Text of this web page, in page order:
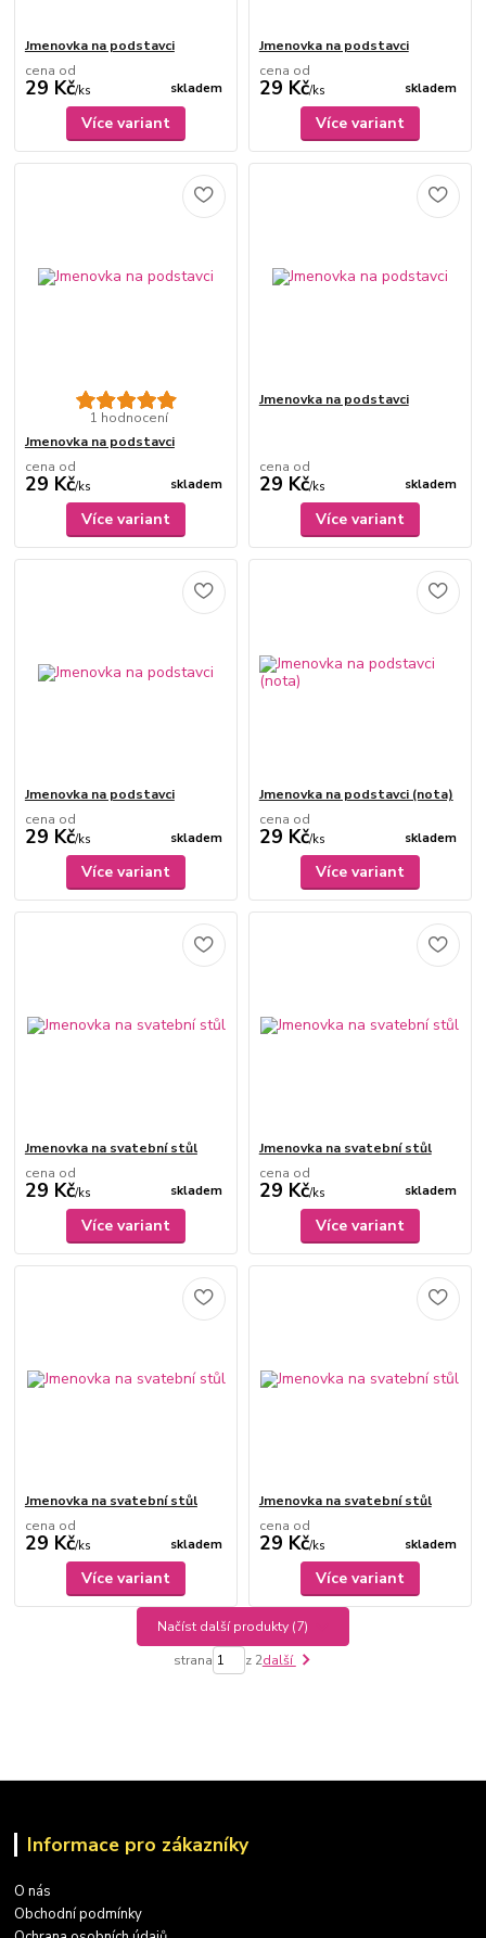
Jmenovka na podstavci
cena od
29 Kč/ks skladem
Více variant
Jmenovka na podstavci
cena od
29 Kč/ks skladem
Více variant
1 hodnocení
Jmenovka na podstavci
cena od
29 Kč/ks skladem
Více variant
Jmenovka na podstavci
cena od
29 Kč/ks skladem
Více variant
Jmenovka na podstavci
cena od
29 Kč/ks skladem
Více variant
Jmenovka na podstavci (nota)
cena od
29 Kč/ks skladem
Více variant
Jmenovka na svatební stůl
cena od
29 Kč/ks skladem
Více variant
Jmenovka na svatební stůl
cena od
29 Kč/ks skladem
Více variant
Jmenovka na svatební stůl
cena od
29 Kč/ks skladem
Více variant
Jmenovka na svatební stůl
cena od
29 Kč/ks skladem
Více variant
Načíst další produkty (7)
strana
z 2další
Informace pro zákazníky
O nás
Obchodní podmínky